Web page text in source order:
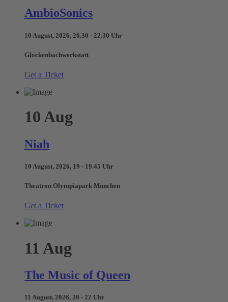
AmbioSonics
10 August, 2026, 20.30 - 22.30 Uhr
Glockenbachwerkstatt
Get a Ticket
10Aug
Niah
10 August, 2026, 19 - 19.45 Uhr
Theatron Olympiapark München
Get a Ticket
11 Aug
The Music of Queen
11 August, 2026, 20 - 22 Uhr